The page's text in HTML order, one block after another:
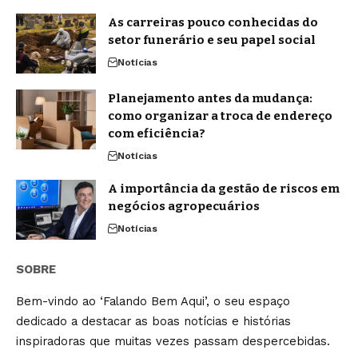
As carreiras pouco conhecidas do
setor funerário e seu papel social
Notícias
Planejamento antes da mudança:
como organizar a troca de endereço
com eficiência?
Notícias
A importância da gestão de riscos em
negócios agropecuários
Notícias
SOBRE
Bem-vindo ao ‘Falando Bem Aqui’, o seu espaço
dedicado a destacar as boas notícias e histórias
inspiradoras que muitas vezes passam despercebidas.